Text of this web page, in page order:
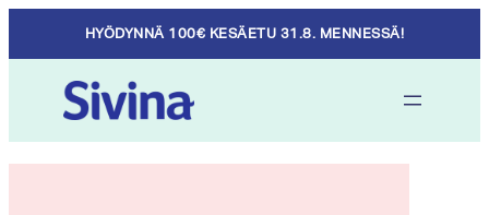
content
HYÖDYNNÄ 100€ KESÄETU 31.8. MENNESSÄ!